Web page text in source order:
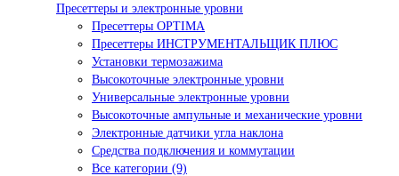
Пресеттеры и электронные уровни
Пресеттеры OPTIMA
Пресеттеры ИНСТРУМЕНТАЛЬЩИК ПЛЮС
Установки термозажима
Высокоточные электронные уровни
Универсальные электронные уровни
Высокоточные ампульные и механические уровни
Электронные датчики угла наклона
Средства подключения и коммутации
Все категории (9)